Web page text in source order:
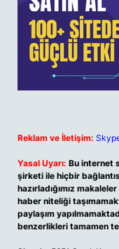
Reklam ve İletişim:
Yasal Uyarı: Bu internet
şirketi ile hiçbir
hazırladığımız
haber niteliği
paylaşım
benzerlikleri tamamen